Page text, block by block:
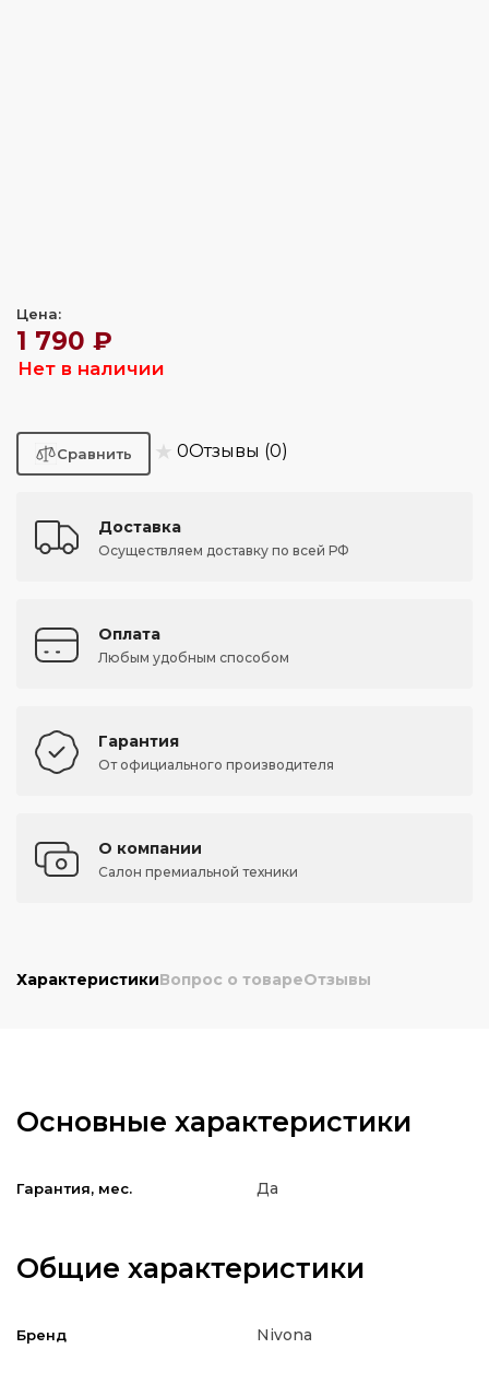
Цена:
1 790 ₽
Нет в наличии
★ 0Отзывы (0)
Доставка
Осуществляем доставку по всей РФ
Оплата
Любым удобным способом
Гарантия
От официального производителя
О компании
Салон премиальной техники
ХарактеристикиВопрос о товареОтзывы
Основные характеристики
Гарантия, мес. Да
Общие характеристики
Бренд Nivona